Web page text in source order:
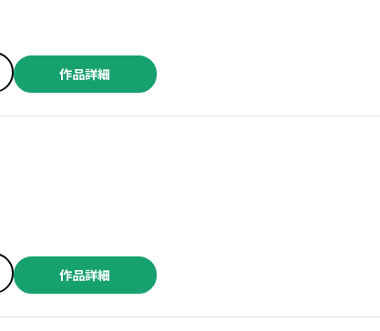
作品詳細
作品詳細